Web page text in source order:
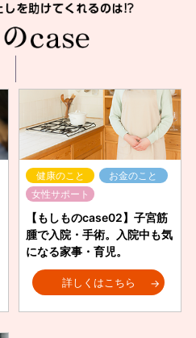
健康のこと
お金のこと
女性サポート
【もしものcase02】子宮筋
腫で入院・手術。入院中も気
になる家事・育児。
詳しくはこちら